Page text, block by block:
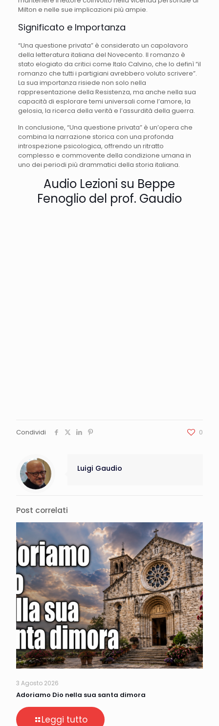
Milton e nelle sue implicazioni più ampie.
Significato e Importanza
“Una questione privata” è considerato un capolavoro
della letteratura italiana del Novecento. Il romanzo è
stato elogiato da critici come Italo Calvino, che lo definì “il
romanzo che tutti i partigiani avrebbero voluto scrivere”.
La sua importanza risiede non solo nella
rappresentazione della Resistenza, ma anche nella sua
capacità di esplorare temi universali come l’amore, la
gelosia, la ricerca della verità e l’assurdità della guerra.
In conclusione, “Una questione privata” è un’opera che
combina la narrazione storica con una profonda
introspezione psicologica, offrendo un ritratto
complesso e commovente della condizione umana in
uno dei periodi più drammatici della storia italiana.
Audio Lezioni su Beppe
Fenoglio del prof. Gaudio
Condividi 0
Luigi Gaudio
Post correlati
3 Agosto 2026
Adoriamo Dio nella sua santa dimora
Leggi tutto